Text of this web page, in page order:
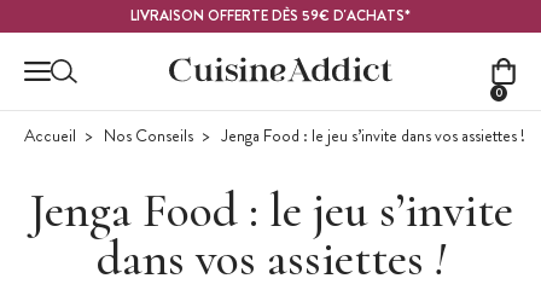
LIVRAISON OFFERTE DÈS 59€ D'ACHATS*
0
Accueil Nos Conseils Jenga Food : le jeu s’invite dans vos assiettes !
Jenga Food : le jeu s’invite
dans vos assiettes !